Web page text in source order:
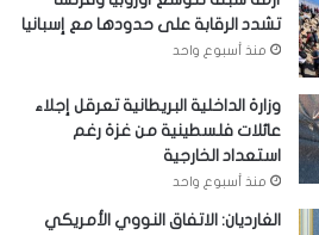
تشدد الرقابة على حدودها مع إسبانيا
منذ أسبوع واحد
وزارة الداخلية البريطانية تعرقل إجلاء
عائلات فلسطينية من غزة رغم
استعداد الخارجية
منذ أسبوع واحد
الغارديان: الاتفاق النووي الأمريكي